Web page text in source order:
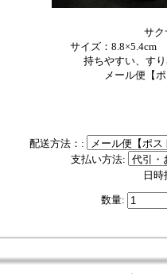
サク
サイズ：8.8×5.4cm
持ちやすい、す
メール便【
配送方法：:
支払い方法:
日時
数量: